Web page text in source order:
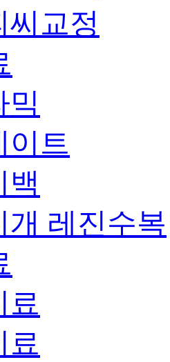
씨교정
믹
이트
백
개 레진수복
료
료